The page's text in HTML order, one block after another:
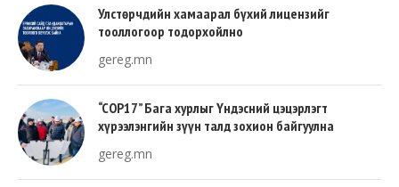
Улстөрчдийн хамаарал бүхий лицензийг
тооллогоор тодорхойлно
gereg.mn
“COP17” Бага хурлыг Үндэсний цэцэрлэгт
хүрээлэнгийн зүүн талд зохион байгуулна
gereg.mn